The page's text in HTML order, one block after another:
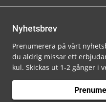
Nyhetsbrev
Prenumerera på vårt
du aldrig missar ett
kul. Skickas ut 1-2 gånger i